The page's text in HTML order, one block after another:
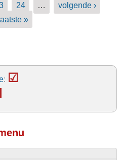
24 …
volgende ›
»
: ☑